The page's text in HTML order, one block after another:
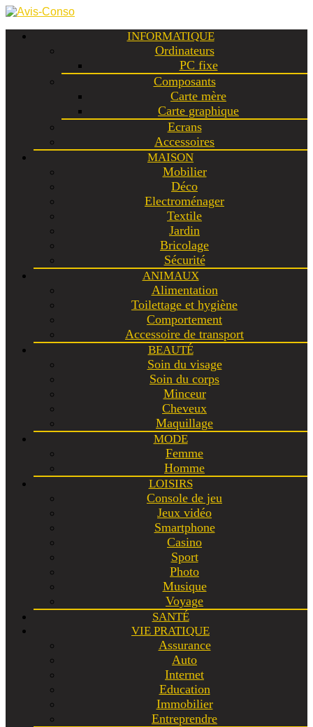
INFORMATIQUE
Ordinateurs
PC fixe
Composants
Carte mère
Carte graphique
Ecrans
Accessoires
MAISON
Mobilier
Déco
Electroménager
Textile
Jardin
Bricolage
Sécurité
ANIMAUX
Alimentation
Toilettage et hygiène
Comportement
Accessoire de transport
BEAUTÉ
Soin du visage
Soin du corps
Minceur
Cheveux
Maquillage
MODE
Femme
Homme
LOISIRS
Console de jeu
Jeux vidéo
Smartphone
Casino
Sport
Photo
Musique
Voyage
SANTÉ
VIE PRATIQUE
Assurance
Auto
Internet
Education
Immobilier
Entreprendre